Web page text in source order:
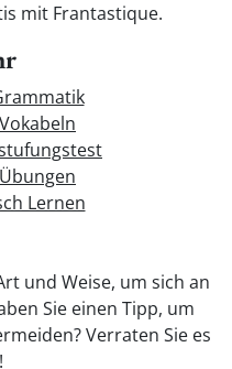
mit Frantastique.
Lernen
und Weise, um sich an
Sie einen Tipp, um
Verraten Sie es